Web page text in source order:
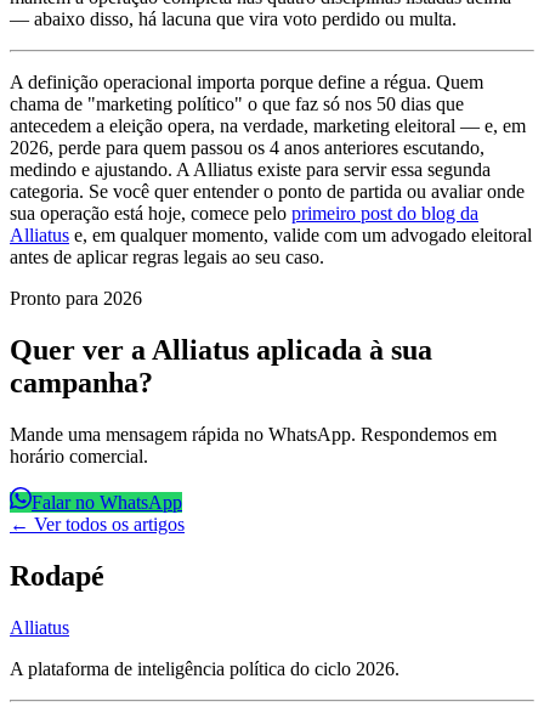
— abaixo disso, há lacuna que vira voto perdido ou multa.
A definição operacional importa porque define a régua. Quem
chama de "marketing político" o que faz só nos 50 dias que
antecedem a eleição opera, na verdade, marketing eleitoral — e, em
2026, perde para quem passou os 4 anos anteriores escutando,
medindo e ajustando. A Alliatus existe para servir essa segunda
categoria. Se você quer entender o ponto de partida ou avaliar onde
sua operação está hoje, comece pelo primeiro post do blog da
Alliatus e, em qualquer momento, valide com um advogado eleitoral
antes de aplicar regras legais ao seu caso.
Pronto para 2026
Quer ver a Alliatus aplicada à sua
campanha?
Mande uma mensagem rápida no WhatsApp. Respondemos em
horário comercial.
Falar no WhatsApp
← Ver todos os artigos
Rodapé
Alliatus
A plataforma de inteligência política do ciclo 2026.